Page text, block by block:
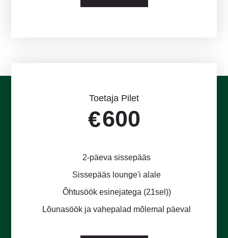
Toetaja Pilet
€600
2-päeva sissepääs
Sissepääs lounge'i alale
Õhtusöök esinejatega (21sel))
Lõunasöök ja vahepalad mõlemal päeval